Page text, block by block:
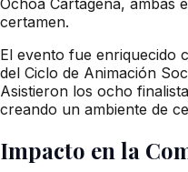
certamen.
El evento fue enriquecido
del Ciclo de Animación
Asistieron los ocho
creando un ambiente de
Impacto en la